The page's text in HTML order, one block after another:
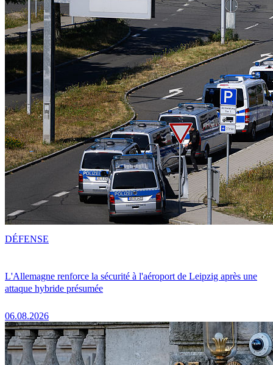
L'Allemagne renforce la sécurité à l'aéroport de Leipzig après une
attaque hybride présumée
06.08.2026
DÉFENSE